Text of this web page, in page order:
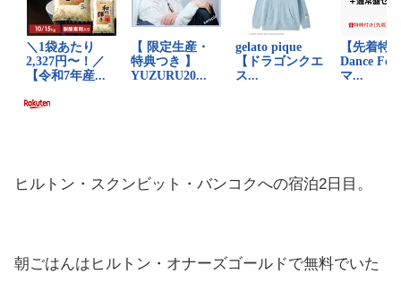
ヒルトン・スクンビット・バンコクへの宿泊2日目。
朝ごはんはヒルトン・オナーズゴールドで無料でいた